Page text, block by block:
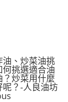
油、炒菜油挑
何挑選適合油
？炒菜用什麼
呢？-人良油坊